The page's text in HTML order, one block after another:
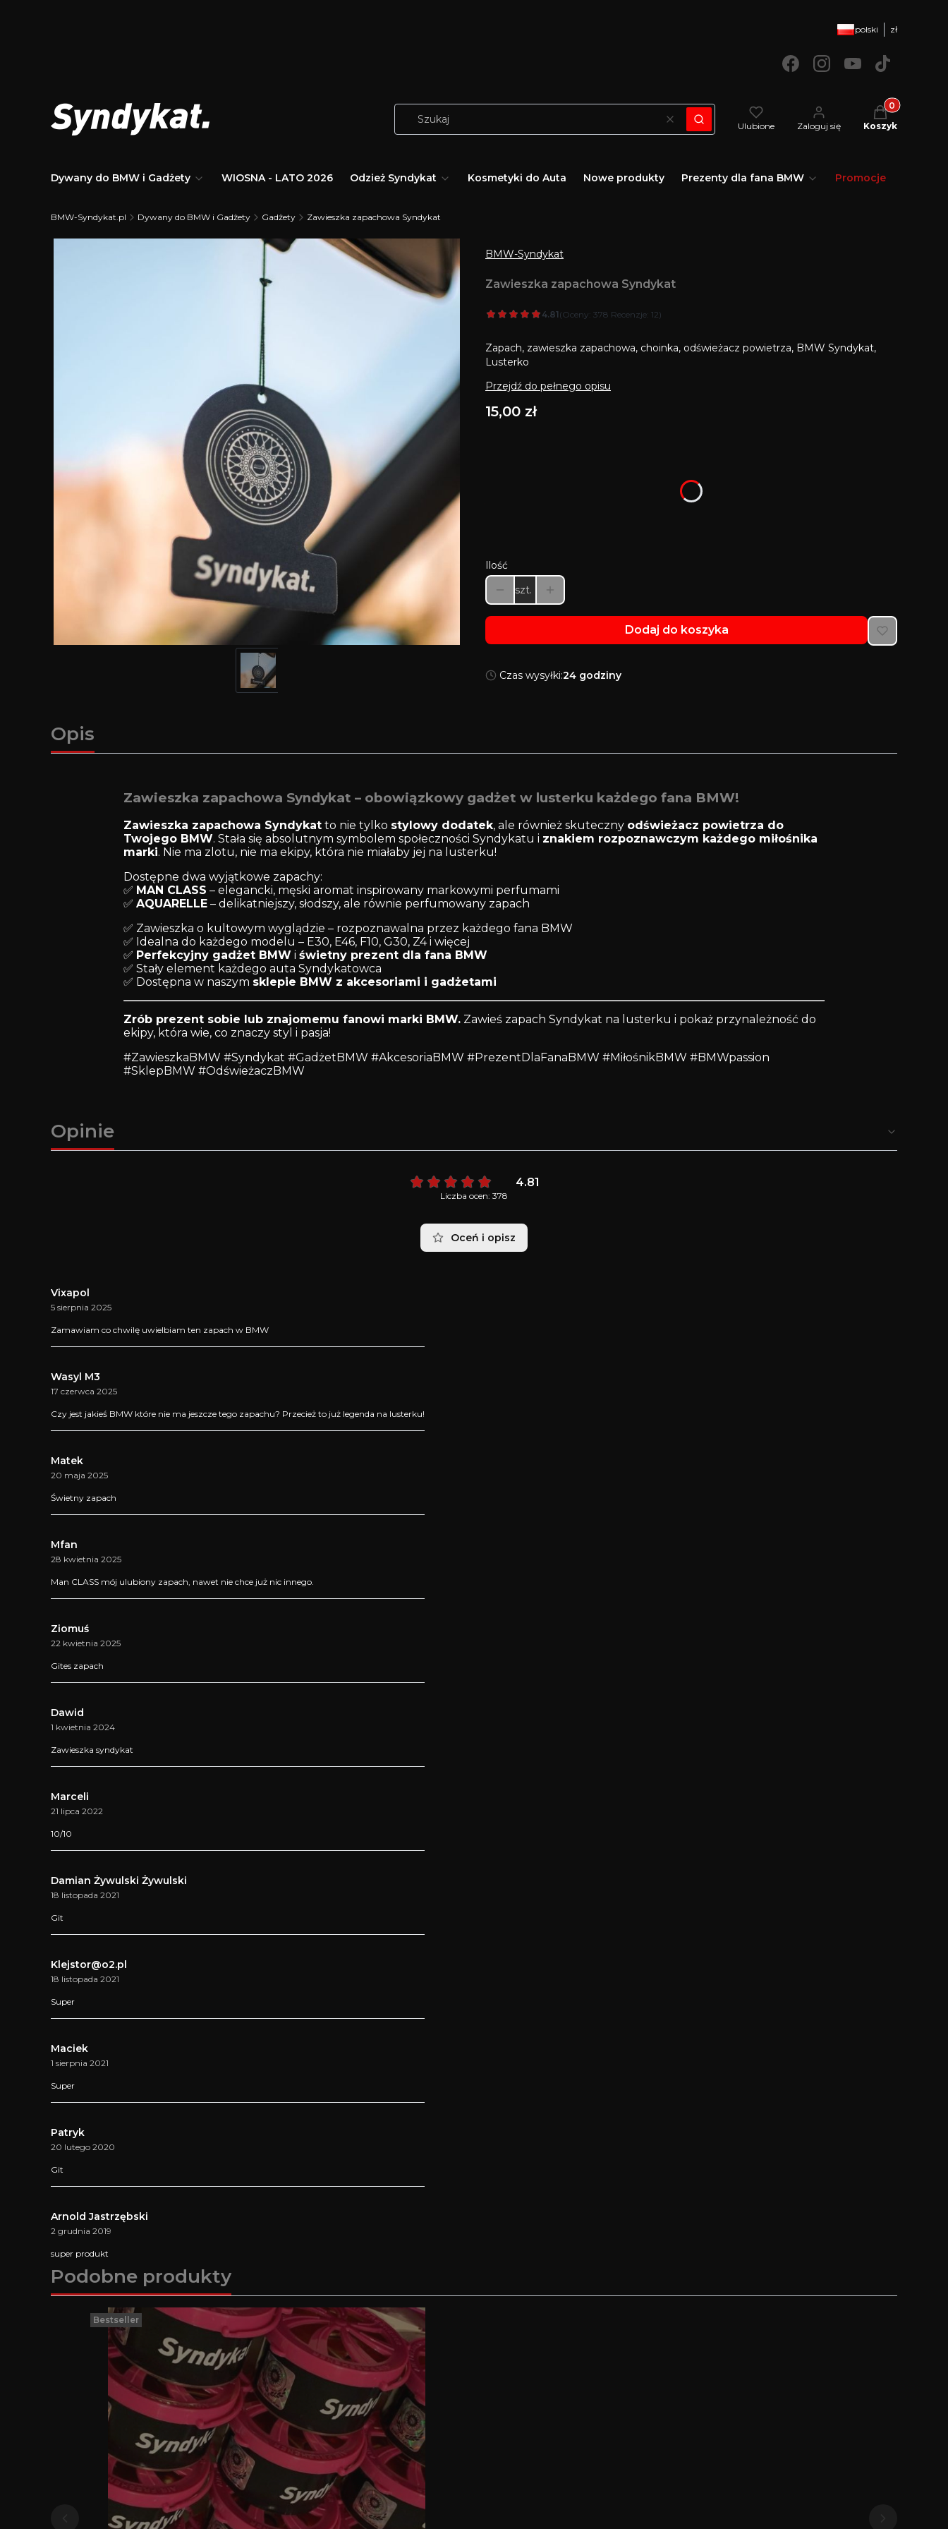
polski zł
WyczyśćSzukaj Ulubione Zaloguj się
Produkty w
Koszyk
Dywany do BMW i Gadżety WIOSNA - LATO 2026 Odzież Syndykat Kosmetyki do Auta Nowe produkty Prezenty dla fana BMW Promocje
BMW-Syndykat.pl Dywany do BMW i Gadżety Gadżety Zawieszka zapachowa Syndykat
BMW-Syndykat
Zawieszka zapachowa Syndykat
4.81 (Oceny: 378 Recenzje: 12)
Zapach, zawieszka zapachowa, choinka, odświeżacz powietrza, BMW Syndykat,
Lusterko
Przejdź do pełnego opisu
Cena
15,00 zł
Ilość
szt.
Dodaj do koszyka
Czas wysyłki:24 godziny
Opis
Zawieszka zapachowa Syndykat – obowiązkowy gadżet w lusterku każdego fana BMW!
Zawieszka zapachowa Syndykatto nie tylko stylowy dodatek, ale również skuteczny odświeżacz powietrza do
Twojego BMW. Stała się absolutnym symbolem społeczności Syndykatu i znakiem rozpoznawczym każdego miłośnika
marki. Nie ma zlotu, nie ma ekipy, która nie miałaby jej na lusterku!
Dostępne dwa wyjątkowe zapachy:
✅ MAN CLASS – elegancki, męski aromat inspirowany markowymi perfumami
✅ AQUARELLE– delikatniejszy, słodszy, ale równie perfumowany zapach
✅ Zawieszka o kultowym wyglądzie – rozpoznawalna przez każdego fana BMW
✅ Idealna do każdego modelu – E30, E46, F10, G30, Z4 i więcej
✅ Perfekcyjny gadżet BMW i świetny prezent dla fana BMW
✅ Stały element każdego auta Syndykatowca
✅ Dostępna w naszym sklepie BMW z akcesoriami i gadżetami
Zrób prezent sobie lub znajomemu fanowi marki BMW.Zawieś zapach Syndykat na lusterku i pokaż przynależność do
ekipy, która wie, co znaczy styl i pasja!
#ZawieszkaBMW #Syndykat #GadżetBMW #AkcesoriaBMW #PrezentDlaFanaBMW #MiłośnikBMW #BMWpassion
#SklepBMW #OdświeżaczBMW
Opinie
4.81
Liczba ocen: 378
Oceń i opisz
Vixapol
5 sierpnia 2025
Zamawiam co chwilę uwielbiam ten zapach w BMW
Wasyl M3
17 czerwca 2025
Czy jest jakieś BMW które nie ma jeszcze tego zapachu? Przecież to już legenda na lusterku!
Matek
20 maja 2025
Świetny zapach
Mfan
28 kwietnia 2025
Man CLASS mój ulubiony zapach, nawet nie chce już nic innego.
Ziomuś
22 kwietnia 2025
Gites zapach
Dawid
1 kwietnia 2024
Zawieszka syndykat
Marceli
21 lipca 2022
10/10
Damian Żywulski Żywulski
18 listopada 2021
Git
Klejstor@o2.pl
18 listopada 2021
Super
Maciek
1 sierpnia 2021
Super
Patryk
20 lutego 2020
Git
Arnold Jastrzębski
2 grudnia 2019
super produkt
Podobne produkty
Bestseller